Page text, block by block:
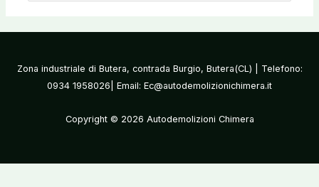
Zona industriale di Butera, contrada Burgio, Butera(CL) | Telefono:
0934 1958026| Email: Ec@autodemolizionichimera.it
Copyright © 2026 Autodemolizioni Chimera